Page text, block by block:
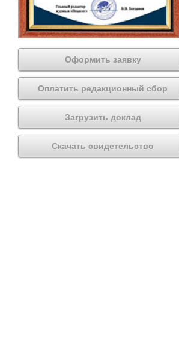
Оформить заявку
Оплатить редакционный сбор
Загрузить доклад
Скачать свидетельство